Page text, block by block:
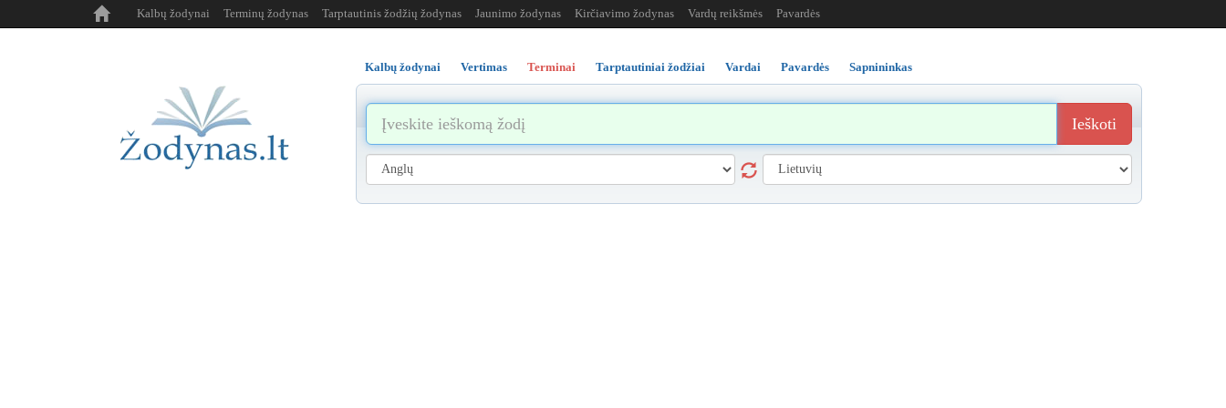
Kalbų žodynai Terminų žodynas Tarptautinis žodžių žodynas Jaunimo žodynas Kirčiavimo žodynas Vardų reikšmės Pavardės
Kalbų žodynai Vertimas Terminai Tarptautiniai žodžiai Vardai Pavardės Sapnininkas
Ieškoti